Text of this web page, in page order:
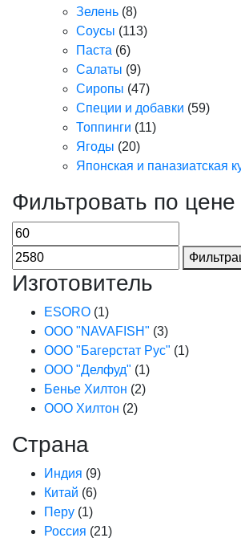
Зелень (8)
Соусы (113)
Паста (6)
Салаты (9)
Сиропы (47)
Специи и добавки (59)
Топпинги (11)
Ягоды (20)
Японская и паназиатская
Фильтровать по цене
Изготовитель
ESORO (1)
ООО "NAVAFISH" (3)
ООО "Багерстат Рус" (1)
ООО "Делфуд" (1)
Бенье Хилтон (2)
ООО Хилтон (2)
Страна
Индия (9)
Китай (6)
Перу (1)
Россия (21)